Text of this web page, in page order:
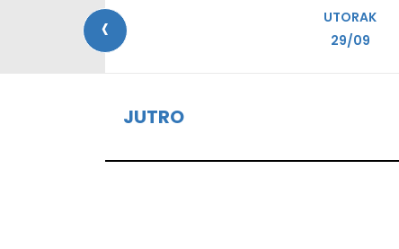
UTORAK
29/09
‹
JUTRO